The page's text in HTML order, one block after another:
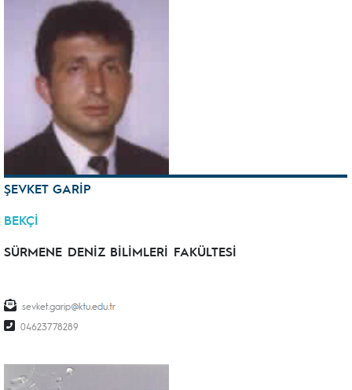
ŞEVKET GARİP
BEKÇİ
SÜRMENE DENİZ BİLİMLERİ FAKÜLTESİ
sevket.garip
04623778289